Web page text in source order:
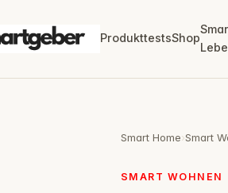
ProdukttestsShop
Smart Home›Smart
SMART WOHNEN